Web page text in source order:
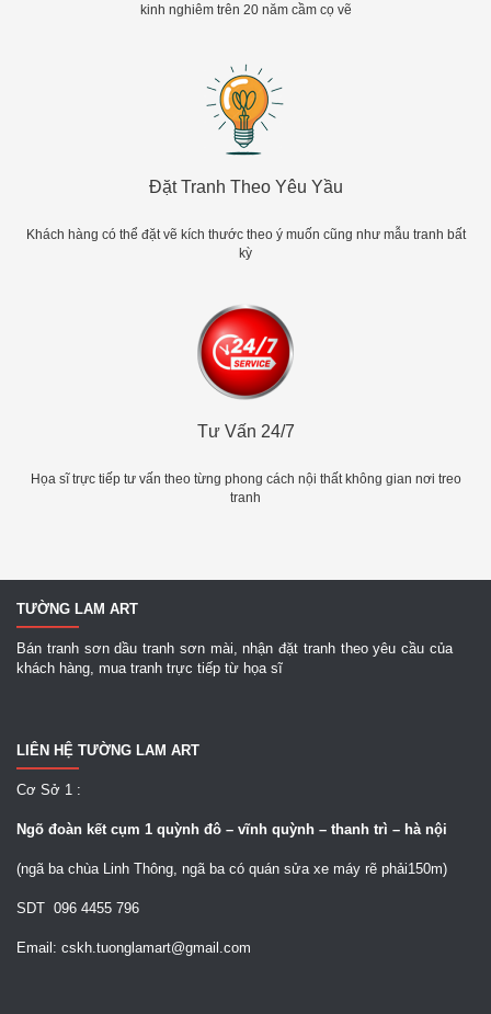
kinh nghiêm trên 20 năm cầm cọ vẽ
Đặt Tranh Theo Yêu Yầu
Khách hàng có thể đặt vẽ kích thước theo ý muốn cũng như mẫu tranh bất
kỳ
Tư Vấn 24/7
Họa sĩ trực tiếp tư vấn theo từng phong cách nội thất không gian nơi treo
tranh
TƯỜNG LAM ART
Bán tranh sơn dầu tranh sơn mài, nhận đặt tranh theo yêu cầu của
khách hàng, mua tranh trực tiếp từ họa sĩ
LIÊN HỆ TƯỜNG LAM ART
Cơ Sở 1 :
Ngõ đoàn kết cụm 1 quỳnh đô – vĩnh quỳnh – thanh trì – hà nội
(ngã ba chùa Linh Thông, ngã ba có quán sửa xe máy rẽ phải150m)
SDT 096 4455 796
Email: cskh.tuonglamart@gmail.com